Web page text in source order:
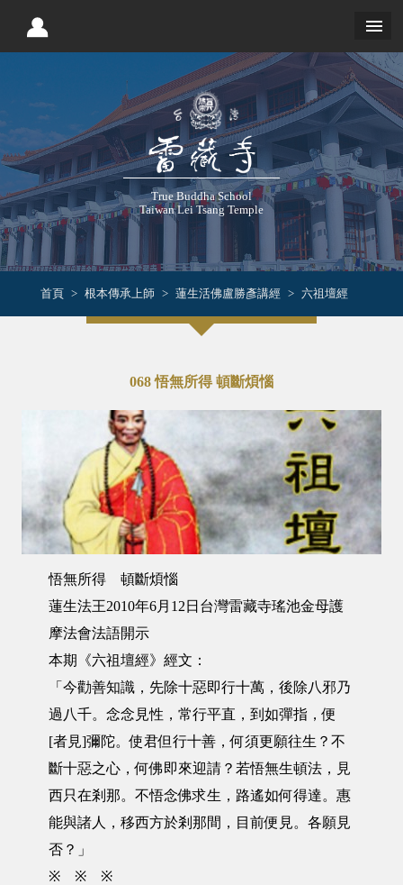
True Buddha School
Taiwan Lei Tsang Temple
首頁 根本傳承上師 蓮生活佛盧勝彥講經 六祖壇經
068 悟無所得 頓斷煩惱
悟無所得 頓斷煩惱
蓮生法王2010年6月12日台灣雷藏寺瑤池金母護
摩法會法語開示
本期《六祖壇經》經文：
「今勸善知識，先除十惡即行十萬，後除八邪乃
過八千。念念見性，常行平直，到如彈指，便
[者見]彌陀。使君但行十善，何須更願往生？不
斷十惡之心，何佛即來迎請？若悟無生頓法，見
西只在剎那。不悟念佛求生，路遙如何得達。惠
能與諸人，移西方於剎那間，目前便見。各願見
否？」
※ ※ ※